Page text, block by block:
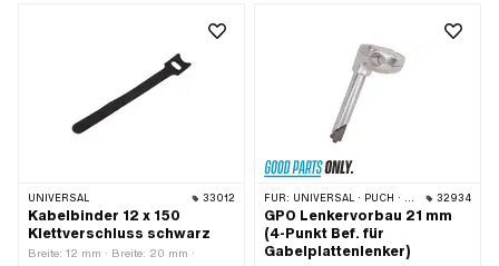
Klemmdurchmesser: 22 mm · Höhe:
280 mm · Länge Lenkerenden: 190
mm · Querstange: Ja · Ø Strebe: 10
mm · Länge Strebe: 200 mm
UNIVERSAL 33012
Kabelbinder 12 x 150
Klettverschluss schwarz
Breite: 12 mm · Breite: 20 mm ·
FÜR: UNIVERSAL · PUCH · SACHS · PIAGGIO 32934
GPO Lenkervorbau 21 mm
(4-Punkt Bef. für
Gabelplattenlenker)